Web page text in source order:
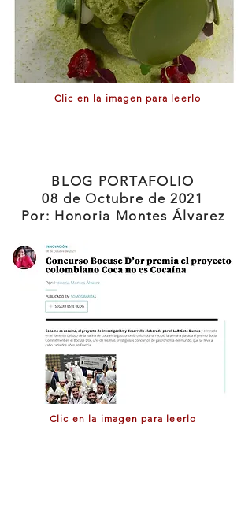
Clic en la imagen para leerlo
BLOG PORTAFOLIO
08 de Octubre de 2021
Por: Honoria Montes Álvarez
Clic en la imagen para leerlo